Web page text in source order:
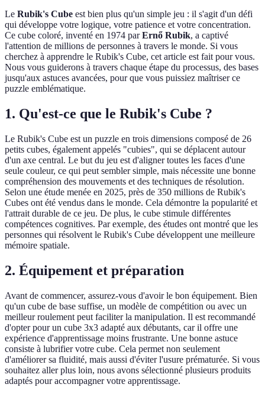
Le Rubik's Cube est bien plus qu'un simple jeu : il s'agit d'un défi
qui développe votre logique, votre patience et votre concentration.
Ce cube coloré, inventé en 1974 parErnő Rubik, a captivé
l'attention de millions de personnes à travers le monde. Si vous
cherchez à apprendre le Rubik's Cube, cet article est fait pour vous.
Nous vous guiderons à travers chaque étape du processus, des bases
jusqu'aux astuces avancées, pour que vous puissiez maîtriser ce
puzzle emblématique.
1. Qu'est-ce que le Rubik's Cube ?
Le Rubik's Cube est un puzzle en trois dimensions composé de 26
petits cubes, également appelés "cubies", qui se déplacent autour
d'un axe central. Le but du jeu est d'aligner toutes les faces d'une
seule couleur, ce qui peut sembler simple, mais nécessite une bonne
compréhension des mouvements et des techniques de résolution.
Selon une étude menée en 2025, près de 350 millions de Rubik's
Cubes ont été vendus dans le monde. Cela démontre la popularité et
l'attrait durable de ce jeu. De plus, le cube stimule différentes
compétences cognitives. Par exemple, des études ont montré que les
personnes qui résolvent le Rubik's Cube développent une meilleure
mémoire spatiale.
2. Équipement et préparation
Avant de commencer, assurez-vous d'avoir le bon équipement. Bien
qu'un cube de base suffise, un modèle de compétition ou avec un
meilleur roulement peut faciliter la manipulation. Il est recommandé
d'opter pour un cube 3x3 adapté aux débutants, car il offre une
expérience d'apprentissage moins frustrante. Une bonne astuce
consiste à lubrifier votre cube. Cela permet non seulement
d'améliorer sa fluidité, mais aussi d'éviter l'usure prématurée. Si vous
souhaitez aller plus loin, nous avons sélectionné plusieurs produits
adaptés pour accompagner votre apprentissage.